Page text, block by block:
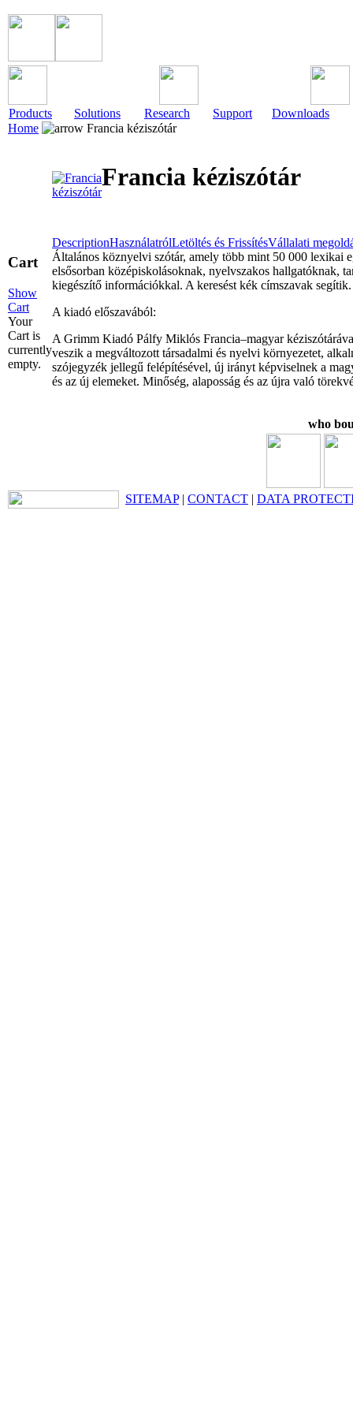
Products Solutions Research Support
Downloads
Home
Francia kéziszótár
Cart
Show
Cart
Your
Cart is
currently
empty.
Francia kéziszótár
DescriptionHasználatrólLetöltés és FrissítésVállalati
Általános köznyelvi szótár, amely több mint 50 000 lexikai
elsősorban középiskolásoknak, nyelvszakos hallgatóknak,
kiegészítő információkkal. A keresést kék címszavak segítik.
A kiadó előszavából:
A Grimm Kiadó Pálfy Miklós Francia–magyar
veszik a megváltozott társadalmi és nyelvi környezetet,
szójegyzék jellegű felépítésével, új irányt képviselnek a
és az új elemeket. Minőség, alaposság és az újra való
who
SITEMAP| CONTACT | DATA